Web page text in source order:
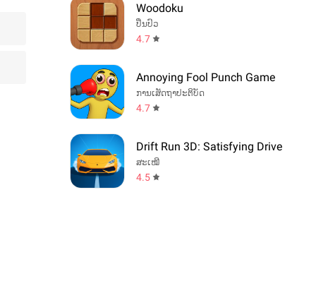
Woodoku
ປິ່ນປົວ
4.7
Annoying Fool Punch Game
ການເສັດຖາປະຕິບັດ
4.7
Drift Run 3D: Satisfying Drive
ສະເໝີ
4.5